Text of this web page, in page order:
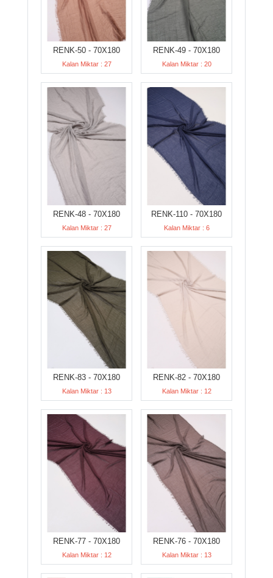
RENK-50 - 70X180
Kalan Miktar : 27
RENK-49 - 70X180
Kalan Miktar : 20
RENK-48 - 70X180
Kalan Miktar : 27
RENK-110 - 70X180
Kalan Miktar : 6
RENK-83 - 70X180
Kalan Miktar : 13
RENK-82 - 70X180
Kalan Miktar : 12
RENK-77 - 70X180
Kalan Miktar : 12
RENK-76 - 70X180
Kalan Miktar : 13